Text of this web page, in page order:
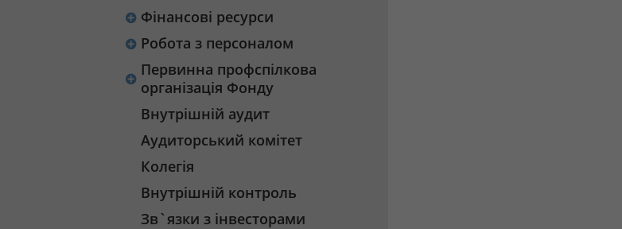
Фінансові ресурси
Робота з персоналом
Первинна профспілкова
організація Фонду
Внутрішній аудит
Аудиторський комітет
Колегія
Внутрішній контроль
Зв`язки з інвесторами